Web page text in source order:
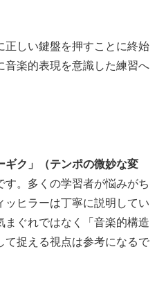
正しい鍵盤を押すことに終始
音楽的表現を意識した練習へ
ギク」（テンポの微妙な変
す。多くの学習者が悩みがち
ッヒラーは丁寧に説明してい
まぐれではなく「音楽的構造
て捉える視点は参考になるで